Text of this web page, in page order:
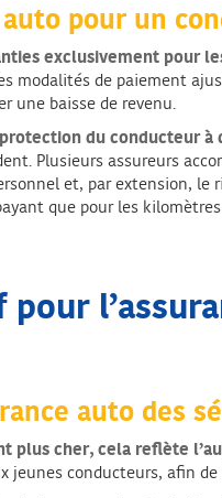
auto pour un
exclusivement
modalités de paiement
une baisse de revenu.
du conducteur
Plusieurs assureurs
et, par extension, le
que pour les
pour
auto des
plus cher, cela reflète
conducteurs, afin